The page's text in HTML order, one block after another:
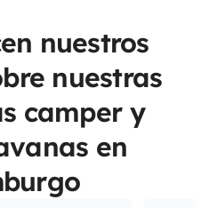
nuestros
nuestras
camper y
en